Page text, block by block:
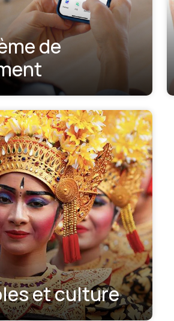
de
et culture